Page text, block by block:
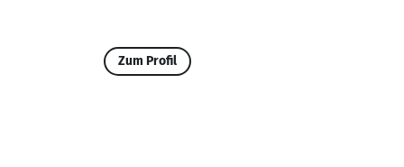
Zum Profil